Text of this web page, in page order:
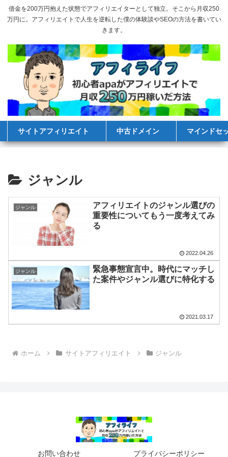
借金を200万円抱えた状態でアフィリエイターとして独立。そこから月収250
万円に。アフィリエイトで人生を逆転した僕の体験談やSEOの方法を書いてい
きます。
サイトアフィリエイト 中古ドメイン マインドセ
ジャンル
ジャンル
アフィリエイトのジャンル選びの
重要性についてもう一度考えてみ
る
2022.04.26
ジャンル
緊急事態宣言中。時代にマッチし
た案件やジャンル選びに特化する
2021.03.17
ホーム サイトアフィリエイト ジャンル
お問い合わせ プライバシーポリシー